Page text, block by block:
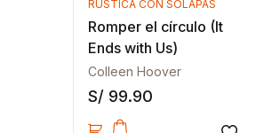
RÚSTICA CON SOLAPAS
Romper el círculo (It
Ends with Us)
Colleen Hoover
S/ 99.90